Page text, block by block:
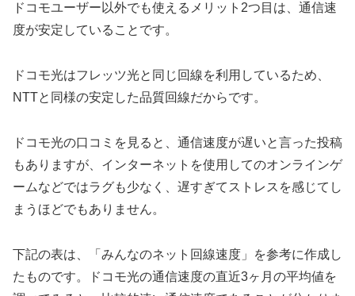
ドコモユーザー以外でも使えるメリット2つ目は、通信速
度が安定していることです。
ドコモ光はフレッツ光と同じ回線を利用しているため、
NTTと同様の安定した品質回線だからです。
ドコモ光の口コミを見ると、通信速度が遅いと言った投稿
もありますが、インターネットを使用してのオンラインゲ
ームなどではラグも少なく、遅すぎてストレスを感じてし
まうほどでもありません。
下記の表は、「みんなのネット回線速度」を参考に作成し
たものです。ドコモ光の通信速度の直近3ヶ月の平均値を